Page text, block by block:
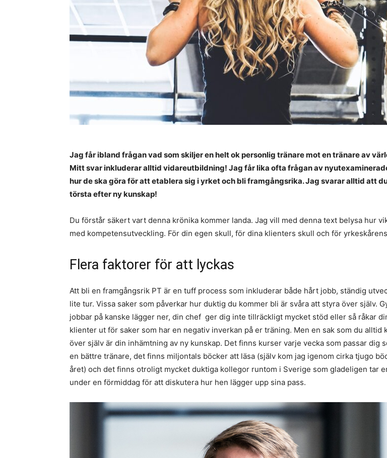
Jag får ibland frågan vad som skiljer en helt ok personlig tränare mot en tränare av
Mitt svar inkluderar alltid vidareutbildning! Jag får lika ofta frågan av
hur de ska göra för att etablera sig i yrket och bli framgångsrika. Jag svarar alltid att
törsta efter ny kunskap!
Du förstår säkert vart denna krönika kommer landa. Jag vill med denna text belysa hur
med kompetensutveckling. För din egen skull, för dina klienters skull och för
Flera faktorer för att lyckas
Att bli en framgångsrik PT är en tuff process som inkluderar både hårt jobb, ständig
lite tur. Vissa saker som påverkar hur duktig du kommer bli är svåra att styra över själv.
jobbar på kanske lägger ner, din chef ger dig inte tillräckligt mycket stöd eller så råkar
klienter ut för saker som har en negativ inverkan på er träning. Men en sak som du alltid
över själv är din inhämtning av ny kunskap. Det finns kurser varje vecka som passar dig
en bättre tränare, det finns miljontals böcker att läsa (själv kom jag igenom cirka tjugo
året) och det finns otroligt mycket duktiga kollegor runtom i Sverige som gladeligen tar
under en förmiddag för att diskutera hur hen lägger upp sina pass.